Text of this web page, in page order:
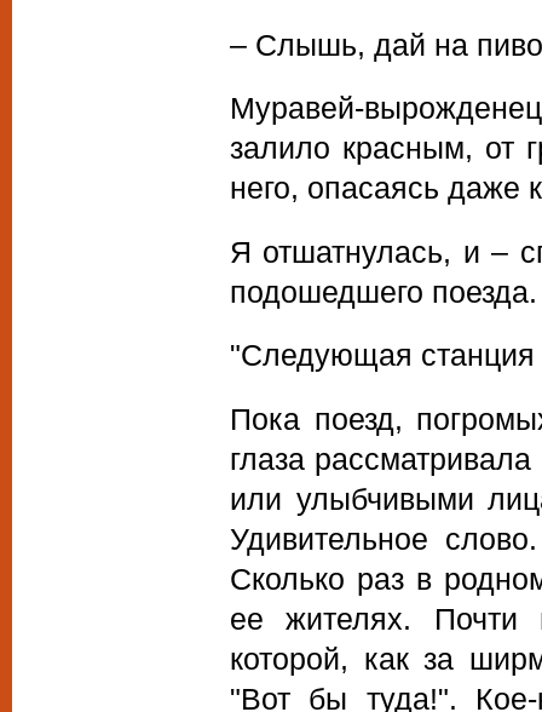
– Слышь, дай на
Муравей-
залило красным, от
него, опасаясь даже
Я отшатнулась, и –
подошедшего
"Следующая
Пока поезд,
глаза
или улыбчивыми
Удивительное
Сколько раз в
ее жителях.
которой, как за
"Вот бы туда!".